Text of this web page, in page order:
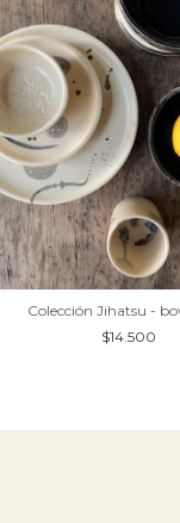
Colección Jihatsu -
$14.500